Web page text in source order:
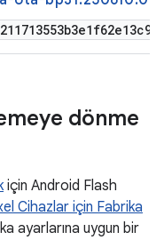
dönme
için Android Flash
Cihazlar için Fabrika
ayarlarına uygun bir